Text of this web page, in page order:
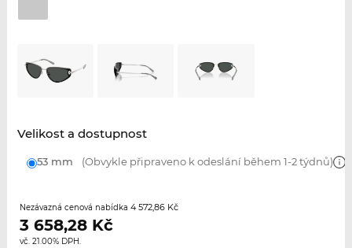
Velikost a dostupnost
53 mm (Obvykle připraveno k odeslání během 1-2 týdnů)
Nezávazná cenová nabídka 4 572,86 Kč
3 658,28Kč
vč. 21.00% DPH.